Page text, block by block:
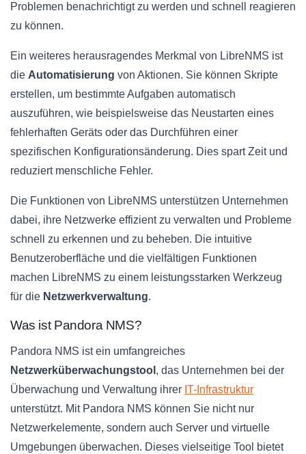
Problemen benachrichtigt zu werden und schnell reagieren
zu können.
Ein weiteres herausragendes Merkmal von LibreNMS ist
die Automatisierung von Aktionen. Sie können Skripte
erstellen, um bestimmte Aufgaben automatisch
auszuführen, wie beispielsweise das Neustarten eines
fehlerhaften Geräts oder das Durchführen einer
spezifischen Konfigurationsänderung. Dies spart Zeit und
reduziert menschliche Fehler.
Die Funktionen von LibreNMS unterstützen Unternehmen
dabei, ihre Netzwerke effizient zu verwalten und Probleme
schnell zu erkennen und zu beheben. Die intuitive
Benutzeroberfläche und die vielfältigen Funktionen
machen LibreNMS zu einem leistungsstarken Werkzeug
für die Netzwerkverwaltung.
Was ist Pandora NMS?
Pandora NMS ist ein umfangreiches
Netzwerküberwachungstool , das Unternehmen bei der
Überwachung und Verwaltung ihrer IT-Infrastruktur
unterstützt. Mit Pandora NMS können Sie nicht nur
Netzwerkelemente, sondern auch Server und virtuelle
Umgebungen überwachen. Dieses vielseitige Tool bietet